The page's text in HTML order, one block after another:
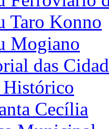
Taro Konno
Mogiano
das
Cecília